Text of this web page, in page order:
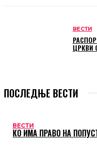
ВЕСТИ
ЦРКВИ
ПОСЛЕДЊЕ ВЕСТИ
ВЕСТИ
КО ИМА ПРАВО НА